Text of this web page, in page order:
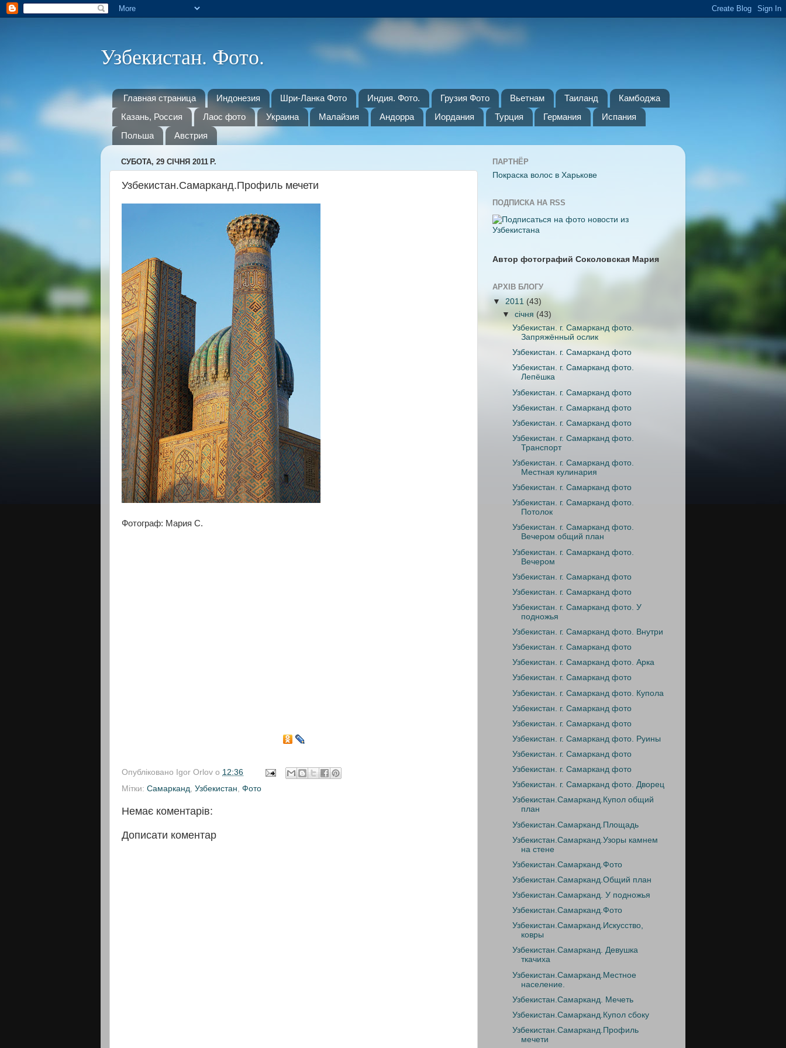
Узбекистан. Фото.
Главная страница Индонезия Шри-Ланка Фото Индия. Фото. Грузия Фото Вьетнам Таиланд
Камбоджа
Казань, Россия
Лаос фото Украина Малайзия Андорра Иордания Турция Германия
Испания
Польша
Австрия
СУБОТА, 29 СІЧНЯ 2011 Р.
Узбекистан.Самарканд.Профиль мечети
Фотограф: Мария С.
Опубліковано Igor Orlov о 12:36
Мітки: Самарканд Узбекистан Фото
Немає коментарів:
Дописати коментар
ПАРТНЁР
Покраска волос в Харькове
ПОДПИСКА НА RSS
Автор фотографий Соколовская Мария
АРХІВ БЛОГУ
▼ 2011 (43)
▼січня (43)
Узбекистан. г. Самарканд фото.
Запряжённый ослик
Узбекистан. г. Самарканд фото
Узбекистан. г. Самарканд фото.
Лепёшка
Узбекистан. г. Самарканд фото
Узбекистан. г. Самарканд фото
Узбекистан. г. Самарканд фото
Узбекистан. г. Самарканд фото.
Транспорт
Узбекистан. г. Самарканд фото.
Местная кулинария
Узбекистан. г. Самарканд фото
Узбекистан. г. Самарканд фото.
Потолок
Узбекистан. г. Самарканд фото.
Вечером общий план
Узбекистан. г. Самарканд фото.
Вечером
Узбекистан. г. Самарканд фото
Узбекистан. г. Самарканд фото
Узбекистан. г. Самарканд фото. У
подножья
Узбекистан. г. Самарканд фото. Внутри
Узбекистан. г. Самарканд фото
Узбекистан. г. Самарканд фото. Арка
Узбекистан. г. Самарканд фото
Узбекистан. г. Самарканд фото. Купола
Узбекистан. г. Самарканд фото
Узбекистан. г. Самарканд фото
Узбекистан. г. Самарканд фото. Руины
Узбекистан. г. Самарканд фото
Узбекистан. г. Самарканд фото
Узбекистан. г. Самарканд фото. Дворец
Узбекистан.Самарканд.Купол общий
план
Узбекистан.Самарканд.Площадь
Узбекистан.Самарканд.Узоры камнем
на стене
Узбекистан.Самарканд.Фото
Узбекистан.Самарканд.Общий план
Узбекистан.Самарканд. У подножья
Узбекистан.Самарканд.Фото
Узбекистан.Самарканд.Искусство,
ковры
Узбекистан.Самарканд. Девушка
ткачиха
Узбекистан.Самарканд.Местное
население.
Узбекистан.Самарканд. Мечеть
Узбекистан.Самарканд.Купол сбоку
Узбекистан.Самарканд.Профиль
мечети